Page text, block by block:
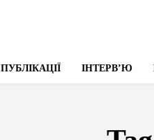
ПУБЛІКАЦІЇ ІНТЕРВʼЮ